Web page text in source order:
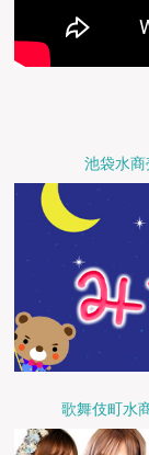
池袋水
歌舞伎町水